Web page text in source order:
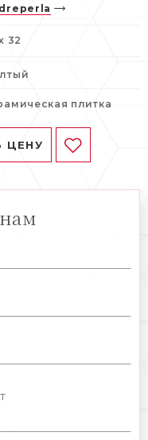
32
плитка
ЦЕНУ